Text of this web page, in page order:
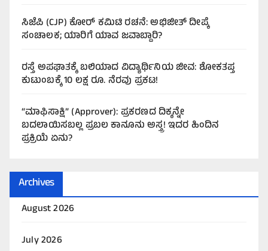
ಸಿಜೆಪಿ (CJP) ಕೋರ್ ಕಮಿಟಿ ರಚನೆ: ಅಭಿಜೀತ್ ದೀಪ್ಕೆ
ಸಂಚಾಲಕ; ಯಾರಿಗೆ ಯಾವ ಜವಾಬ್ದಾರಿ?
ರಸ್ತೆ ಅಪಘಾತಕ್ಕೆ ಬಲಿಯಾದ ವಿದ್ಯಾರ್ಥಿನಿಯ ಜೀವ: ಶೋಕತಪ್ತ
ಕುಟುಂಬಕ್ಕೆ 10 ಲಕ್ಷ ರೂ. ನೆರವು ಪ್ರಕಟ!
“ಮಾಫಿಸಾಕ್ಷಿ” (Approver): ಪ್ರಕರಣದ ದಿಕ್ಕನ್ನೇ
ಬದಲಾಯಿಸಬಲ್ಲ ಪ್ರಬಲ ಕಾನೂನು ಅಸ್ತ್ರ! ಇದರ ಹಿಂದಿನ
ಪ್ರಕ್ರಿಯೆ ಏನು?
Archives
August 2026
July 2026